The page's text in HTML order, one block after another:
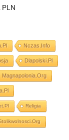
PLN
Nczas.info
Dlapolski.pl
Magnapolonia.org
Religia